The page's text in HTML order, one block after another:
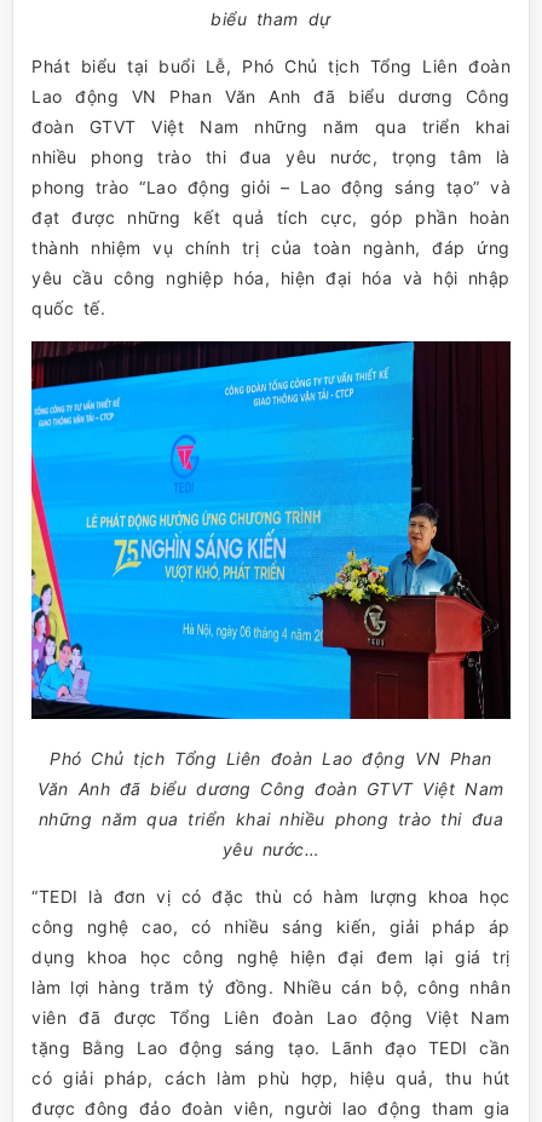
biểu tham dự
Phát biểu tại buổi Lễ, Phó Chủ tịch Tổng Liên đoàn
Lao động VN Phan Văn Anh đã biểu dương Công
đoàn GTVT Việt Nam những năm qua triển khai
nhiều phong trào thi đua yêu nước, trọng tâm là
phong trào “Lao động giỏi – Lao động sáng tạo” và
đạt được những kết quả tích cực, góp phần hoàn
thành nhiệm vụ chính trị của toàn ngành, đáp ứng
yêu cầu công nghiệp hóa, hiện đại hóa và hội nhập
quốc tế.
Phó Chủ tịch Tổng Liên đoàn Lao động VN Phan
Văn Anh đã biểu dương Công đoàn GTVT Việt Nam
những năm qua triển khai nhiều phong trào thi đua
yêu nước…
“TEDI là đơn vị có đặc thù có hàm lượng khoa học
công nghệ cao, có nhiều sáng kiến, giải pháp áp
dụng khoa học công nghệ hiện đại đem lại giá trị
làm lợi hàng trăm tỷ đồng. Nhiều cán bộ, công nhân
viên đã được Tổng Liên đoàn Lao động Việt Nam
tặng Bằng Lao động sáng tạo. Lãnh đạo TEDI cần
có giải pháp, cách làm phù hợp, hiệu quả, thu hút
được đông đảo đoàn viên, người lao động tham gia